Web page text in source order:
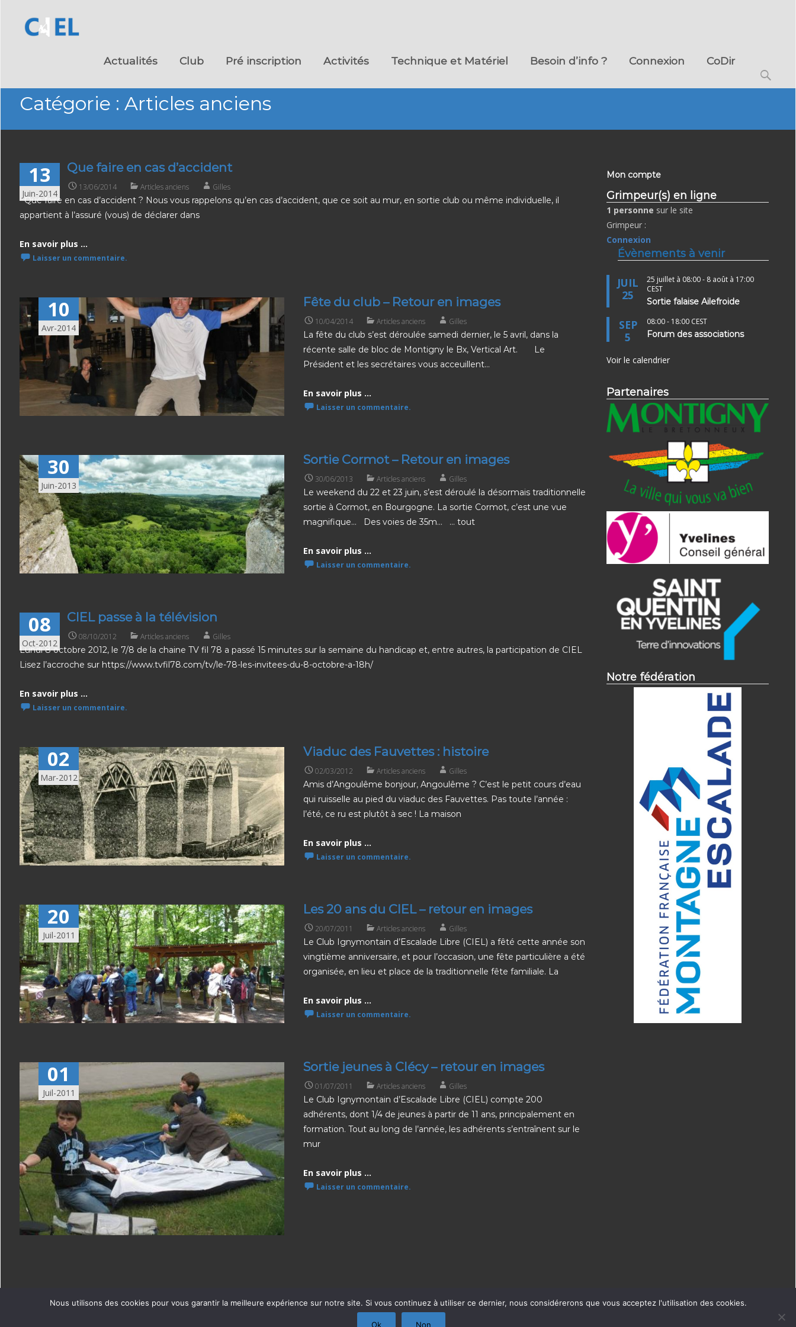
Actualités Club Pré inscription Activités Technique et Matériel Besoin d’info ? Connexion CoDir
Search
Catégorie : Articles anciens
13
Juin-2014
Que faire en cas d’accident
13/06/2014 Articles anciens Gilles
Que faire en cas d’accident ? Nous vous rappelons qu’en cas d’accident, que ce soit au mur, en sortie club ou même individuelle, il
appartient à l’assuré (vous) de déclarer dans
En savoir plus ...
Laisser un commentaire.
10
Avr-2014
Fête du club – Retour en images
10/04/2014 Articles anciens Gilles
La fête du club s’est déroulée samedi dernier, le 5 avril, dans la
récente salle de bloc de Montigny le Bx, Vertical Art. Le
Président et les secrétaires vous acceuillent…
En savoir plus ...
Laisser un commentaire.
30
Juin-2013
Sortie Cormot – Retour en images
30/06/2013 Articles anciens Gilles
Le weekend du 22 et 23 juin, s’est déroulé la désormais traditionnelle
sortie à Cormot, en Bourgogne. La sortie Cormot, c’est une vue
magnifique… Des voies de 35m… … tout
En savoir plus ...
Laisser un commentaire.
08
Oct-2012
CIEL passe à la télévision
08/10/2012 Articles anciens Gilles
Lundi 8 octobre 2012, le 7/8 de la chaine TV fil 78 a passé 15 minutes sur la semaine du handicap et, entre autres, la participation de CIEL
Lisez l’accroche sur https://www.tvfil78.com/tv/le-78-les-invitees-du-8-octobre-a-18h/
En savoir plus ...
Laisser un commentaire.
02
Mar-2012
Viaduc des Fauvettes : histoire
02/03/2012 Articles anciens Gilles
Amis d’Angoulême bonjour, Angoulême ? C’est le petit cours d’eau
qui ruisselle au pied du viaduc des Fauvettes. Pas toute l’année :
l’été, ce ru est plutôt à sec ! La maison
En savoir plus ...
Laisser un commentaire.
20
Juil-2011
Les 20 ans du CIEL – retour en images
20/07/2011 Articles anciens Gilles
Le Club Ignymontain d’Escalade Libre (CIEL) a fêté cette année son
vingtième anniversaire, et pour l’occasion, une fête particulière a été
organisée, en lieu et place de la traditionnelle fête familiale. La
En savoir plus ...
Laisser un commentaire.
01
Juil-2011
Sortie jeunes à Clécy – retour en images
01/07/2011 Articles anciens Gilles
Le Club Ignymontain d’Escalade Libre (CIEL) compte 200
adhérents, dont 1/4 de jeunes à partir de 11 ans, principalement en
formation. Tout au long de l’année, les adhérents s’entraînent sur le
mur
En savoir plus ...
Laisser un commentaire.
Mon compte
Grimpeur(s) en ligne
1 personne sur le site
Grimpeur :
Connexion
Évènements à venir
JUIL
25
25 juillet à 08:00- 8 août à 17:00
CEST
Sortie falaise Ailefroide
SEP
5
08:00- 18:00 CEST
Forum des associations
Voir le calendrier
Partenaires
Notre fédération
Nous utilisons des cookies pour vous garantir la meilleure expérience sur notre site. Si vous continuez à utiliser ce dernier, nous considérerons que vous acceptez l'utilisation des cookies.
Ok Non